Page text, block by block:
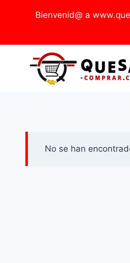
Bienvenid@ a
No se han